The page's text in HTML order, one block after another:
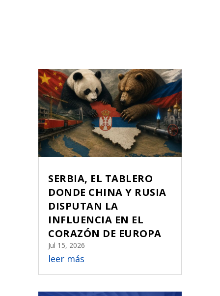
SERBIA, EL TABLERO
DONDE CHINA Y RUSIA
DISPUTAN LA
INFLUENCIA EN EL
CORAZÓN DE EUROPA
Jul 15, 2026
leer más